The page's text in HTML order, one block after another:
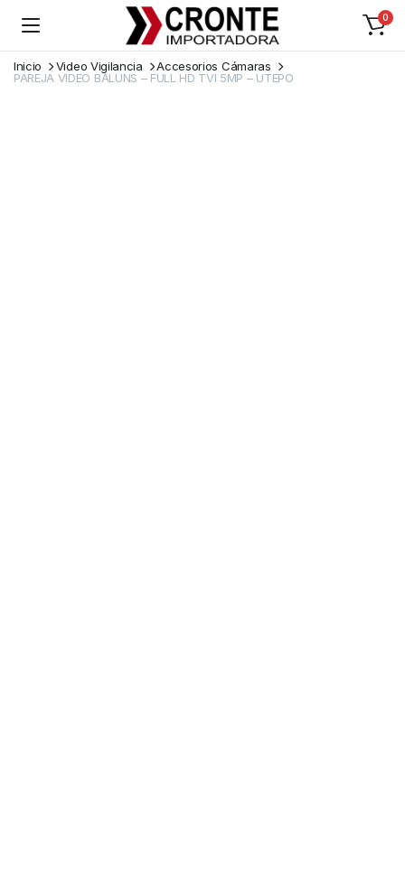
0
Inicio Video Vigilancia
Accesorios Cámaras
PAREJA VIDEO BALUNS – FULL HD TVI 5MP – UTEPO